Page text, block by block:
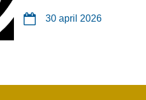
30 april 2026